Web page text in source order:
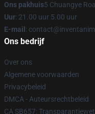
Ons pakhuis5 Chuangye
Uur: 21.00 uur 5.00 uur
E-mail :
Ons bedrijf
Over ons
Algemene voorwaarden
Privacybeleid
DMCA - Auteursrechtbeleid
CA SB657: